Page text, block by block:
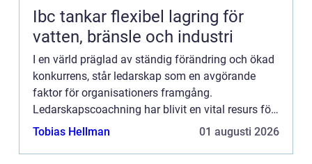
Ibc tankar flexibel lagring för
vatten, bränsle och industri
I en värld präglad av ständig förändring och ökad
konkurrens, står ledarskap som en avgörande
faktor för organisationers framgång.
Ledarskapscoachning har blivit en vital resurs för
chefer och ...
Tobias Hellman 01 augusti 2026